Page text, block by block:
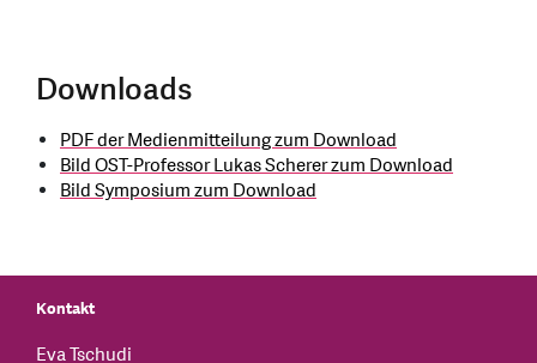
Downloads
PDF der Medienmitteilung zum Download
Bild OST-Professor Lukas Scherer zum Download
Bild Symposium zum Download
Kontakt
Eva Tschudi